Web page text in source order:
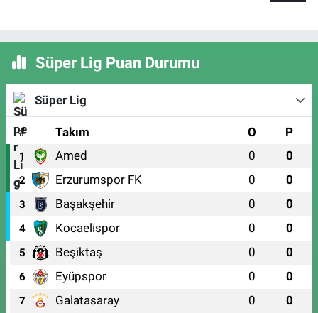
Süper Lig Puan Durumu
Süper Lig
# Takım O P
1 Amed 0 0
2 Erzurumspor FK 0 0
3 Başakşehir 0 0
4 Kocaelispor 0 0
5 Beşiktaş 0 0
6 Eyüpspor 0 0
7 Galatasaray 0 0